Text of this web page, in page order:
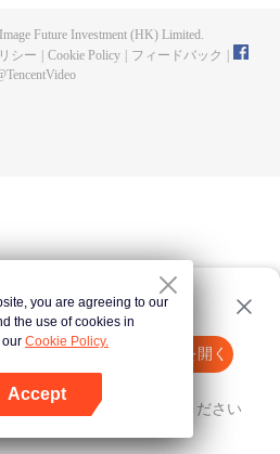
Appを開く
クリック 再度試してみてください
Future Investment (HK) Limited.
シー Cookie Policy フィードバック
TencentVideo
you are agreeing to our
the use of cookies in
Cookie Policy.
Accept